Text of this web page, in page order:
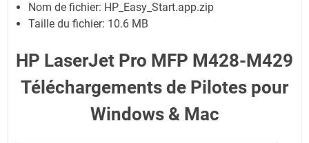
Nom de fichier: HP_Easy_Start.app.zip
Taille du fichier: 10.6 MB
HP LaserJet Pro MFP M428-M429
Téléchargements de Pilotes pour
Windows & Mac